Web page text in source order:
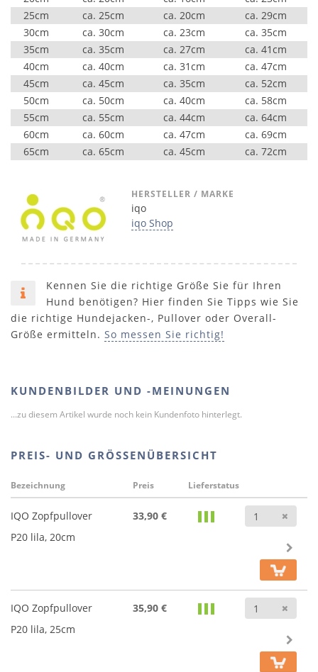
25cm
ca. 25cm ca. 20cm
ca. 29cm
30cm
ca. 30cm ca. 23cm
ca. 35cm
35cm
ca. 35cm ca. 27cm
ca. 41cm
40cm
ca. 40cm ca. 31cm
ca. 47cm
45cm
ca. 45cm ca. 35cm
ca. 52cm
50cm
ca. 50cm ca. 40cm
ca. 58cm
55cm
ca. 55cm ca. 44cm
ca. 64cm
60cm
ca. 60cm ca. 47cm
ca. 69cm
65cm
ca. 65cm ca. 45cm ca. 72cm
HERSTELLER / MARKE
iqo
iqo Shop
Kennen Sie die richtige Größe Sie für Ihren
Hund benötigen? Hier finden Sie Tipps wie Sie
die richtige Hundejacken-, Pullover oder Overall-
Größe ermitteln. So messen Sie richtig!
KUNDENBILDER UND -MEINUNGEN
...zu diesem Artikel wurde noch kein Kundenfoto hinterlegt.
PREIS- UND GRÖSSENÜBERSICHT
Bezeichnung Preis Lieferstatus
IQO Zopfpullover
P20 lila, 20cm
33,90 €
IQO Zopfpullover
P20 lila, 25cm
35,90 €